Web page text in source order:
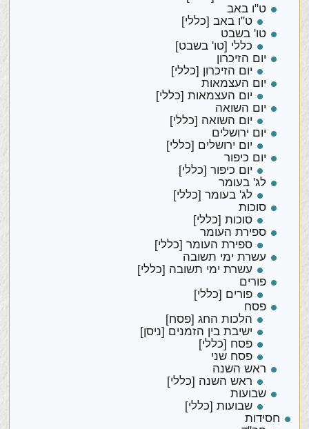
ט"ו באב
ט"ו באב [כללי]
טו' בשבט
כללי [טו' בשבט]
יום הזיכרון
יום הזיכרון [כללי]
יום העצמאות
יום העצמאות [כללי]
יום השואה
יום השואה [כללי]
יום ירושלים
יום ירושלים [כללי]
יום כיפור
יום כיפור [כללי]
לג' בעומר
לג' בעומר [כללי]
סוכות
סוכות [כללי]
ספירת העומר
ספירת העומר [כללי]
עשרת ימי תשובה
עשרת ימי תשובה [כללי]
פורים
פורים [כללי]
פסח
הלכות החג [פסח]
ישיבת בין הזמנים [ניסן]
פסח [כללי]
פסח שני
ראש השנה
ראש השנה [כללי]
שבועות
שבועות [כללי]
חסידות